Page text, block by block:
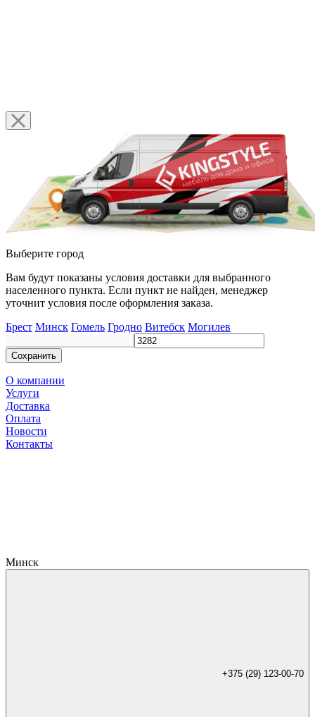
Выберите город
Вам будут показаны условия доставки для выбранного
населенного пункта. Если пункт не найден, менеджер
уточнит условия после оформления заказа.
Брест Минск Гомель Гродно Витебск Могилев
Сохранить
О компании
Услуги
Доставка
Оплата
Новости
Контакты
Минск
+375 (29) 123-00-70